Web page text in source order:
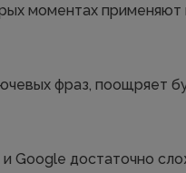
моментах
фраз, поощряет
Google достаточно